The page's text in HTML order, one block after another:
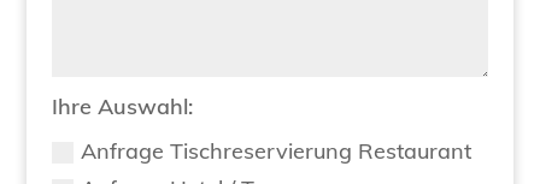
Ihre Auswahl:
Anfrage Tischreservierung Restaurant